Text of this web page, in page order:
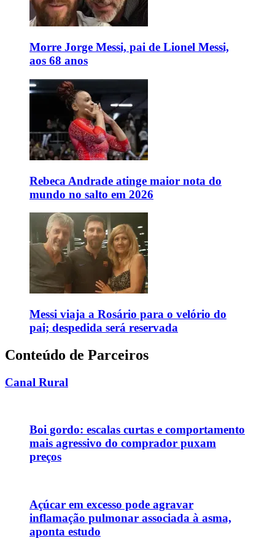
Morre Jorge Messi, pai de Lionel Messi,
aos 68 anos
Rebeca Andrade atinge maior nota do
mundo no salto em 2026
Messi viaja a Rosário para o velório do
pai; despedida será reservada
Conteúdo de Parceiros
Canal Rural
Boi gordo: escalas curtas e comportamento
mais agressivo do comprador puxam
preços
Açúcar em excesso pode agravar
inflamação pulmonar associada à asma,
aponta estudo